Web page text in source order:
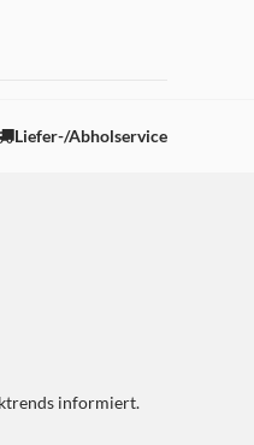
Liefer-/Abholservice
informiert.